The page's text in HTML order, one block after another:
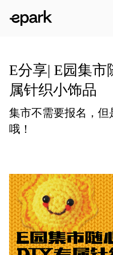
E分享| E园集
属针织小饰品
集市不需要报名，
哦！